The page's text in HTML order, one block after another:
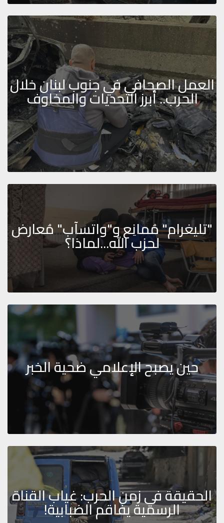
العمل الصحافي في جنوب لبنان خلال
الحرب.. أبرز التحديات والمخاوف
"تليغرام" مُمانِع و"واتسآب" مُعارض
لحزب الله...لماذا؟
حين يصبح الإعلامي ضحية الخبر
الحقيقة في زمن الحرب: غياب القناة
الرسمية يفاقم الضبابية!